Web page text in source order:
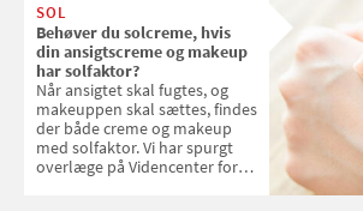
SOL
Behøver du solcreme, hvis
din ansigtscreme og makeup
har solfaktor?
Når ansigtet skal fugtes, og
makeuppen skal sættes, findes
der både creme og makeup
med solfaktor. Vi har spurgt
overlæge på Videncenter for